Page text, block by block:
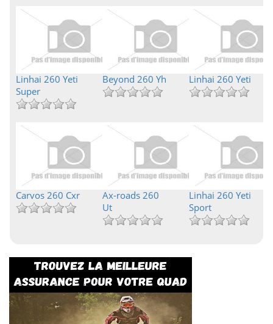
Linhai 260 Yeti
Super
Beyond 260 Yh Linhai 260 Yeti
Carvos 260 Cxr
Ax-roads 260
Ut
Linhai 260 Yeti
Sport